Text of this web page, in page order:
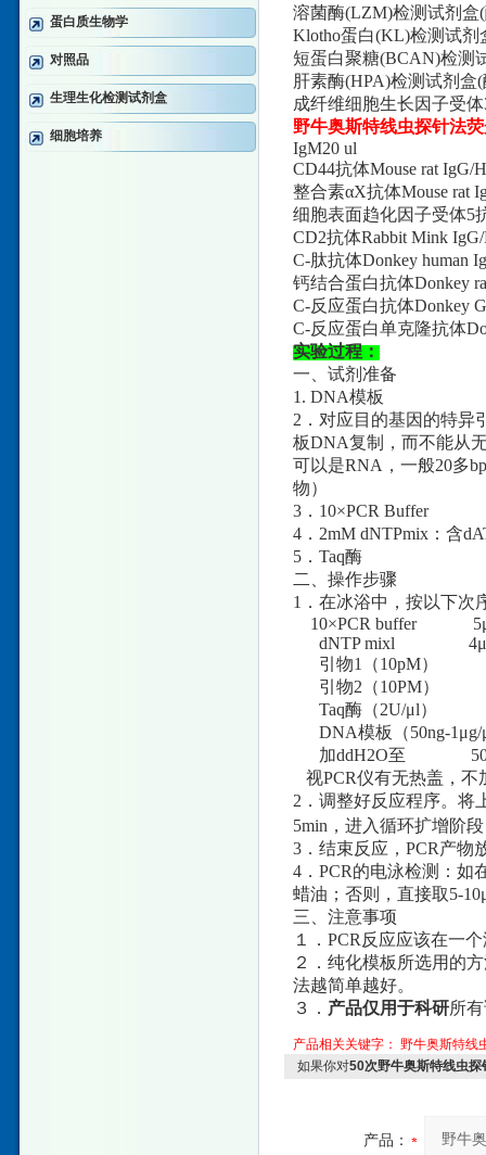
蛋白质生物学
对照品
生理生化检测试剂盒
细胞培养
溶菌酶(LZM)检测试剂
Klotho蛋白(KL)检测试
短蛋白聚糖(BCAN)检
肝素酶(HPA)检测试剂
成纤维细胞生长因子受
野牛奥斯特线虫探针法
IgM20 ul
CD44抗体Mouse rat
整合素αX抗体Mouse rat
细胞表面趋化因子受体5
CD2抗体Rabbit Mink
C-肽抗体Donkey human
钙结合蛋白抗体Donkey
C-反应蛋白抗体Donkey
C-反应蛋白单克隆抗体
实验过程：
一、试剂准备
1. DNA模板
2．对应目的基因的特异
板DNA复制，而不能从
可以是RNA，一般20多
物）
3．10×PCR Buffer
4．2mM dNTPmix：含
5．Taq酶
二、操作步骤
1．在冰浴中，按以下次
10×PCR buffer
dNTP mixl
引物1（10pM
引物2（10PM
Taq酶（2U/μl）
DNA模板（50ng-1μg/
加ddH2O至 50
视PCR仪有无热盖，不
2．调整好反应程序。将
5min，进入循环扩增阶
3．结束反应，PCR产
4．PCR的电泳检测：如
蜡油；否则，直接取5-
三、注意事项
１．PCR反应应该在一
２．纯化模板所选用的
法越简单越好。
３． 产品仅用于科研所
产品相关关键字： 野牛奥斯特线
如果你对50次野牛奥斯特线虫
产品：